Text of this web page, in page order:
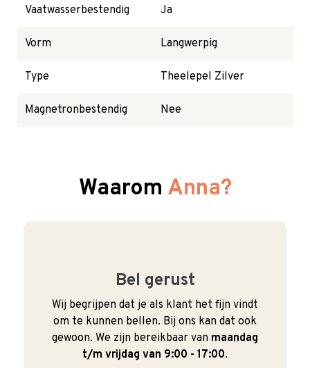
Vaatwasserbestendig Ja
Vorm Langwerpig
Type Theelepel Zilver
Magnetronbestendig Nee
Waarom Anna?
Bel gerust
Wij begrijpen dat je als klant het fijn vindt
om te kunnen bellen. Bij ons kan dat ook
gewoon. We zijn bereikbaar van maandag
t/m vrijdag van 9:00 - 17:00.